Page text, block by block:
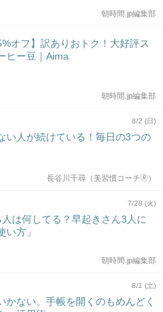
朝時間.jp編集部
オフ】訳ありおトク！大好評ス
ヒー豆｜Aima
朝時間.jp編集部
8/2 (日)
い人が続けている！毎日の3つの
長谷川千尋（美習慣コーチ🄬）
7/28 (火)
は何してる？早起きさん3人に
方」
朝時間.jp編集部
8/1 (土)
かない。手帳を開くのもめんどく